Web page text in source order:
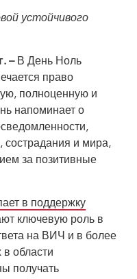
устойчивого
–В День Ноль
право
полноценную и
напоминает о
сострадания и мира,
за позитивные
в поддержку
ключевую роль в
на ВИЧ и в более
области
получать